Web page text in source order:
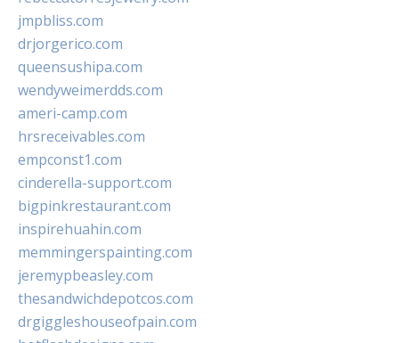
jmpbliss.com
drjorgerico.com
queensushipa.com
wendyweimerdds.com
ameri-camp.com
hrsreceivables.com
empconst1.com
cinderella-support.com
bigpinkrestaurant.com
inspirehuahin.com
memmingerspainting.com
jeremypbeasley.com
thesandwichdepotcos.com
drgiggleshouseofpain.com